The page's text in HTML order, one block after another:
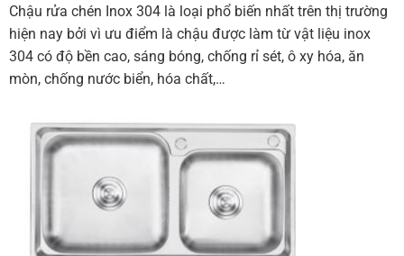
Chậu rửa chén Inox 304 là loại phổ biến nhất trên thị trường
hiện nay bởi vì ưu ­điểm là chậu được làm từ vật liệu inox
304 có đ­ộ bền cao, sáng bóng, chống rỉ sét, ô xy hóa, ăn
mòn, chống nước biển, hóa chất,…